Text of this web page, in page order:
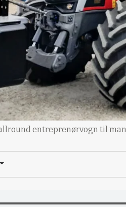
entreprenørvogn til